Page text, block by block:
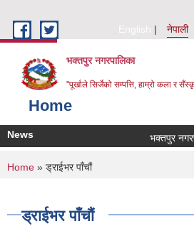
English
नेपाली
भक्तपुर नगरपालिका
"पूर्खाले सिर्जेको सम्पत्ति, हाम्रो कला र
Home
News भक्तपुर
You are here
Home » ड्राईभर पाँचौं
ड्राईभर पाँचौं